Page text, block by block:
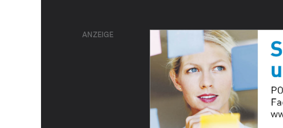
ANZEIGE